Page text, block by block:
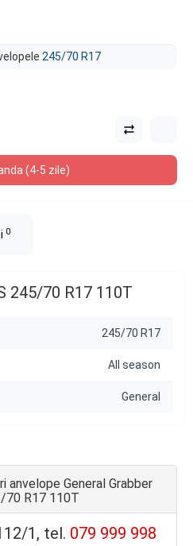
245/70 R17
(4-5 zile)
0
245/70 R17 110T
245/70 R17
All season
General
anvelope General Grabber
70 R17 110T
1, tel. 079 999 998